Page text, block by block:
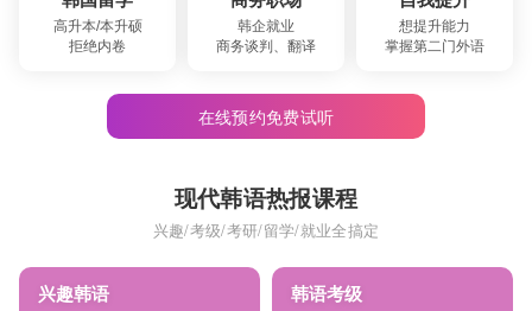
高升本/本升硕
拒绝内卷
韩企就业
商务谈判、翻译
想提升能力
掌握第二门外语
在线预约免费试听
现代韩语热报课程
兴趣/考级/考研/留学/就业全搞定
兴趣韩语 韩语考级